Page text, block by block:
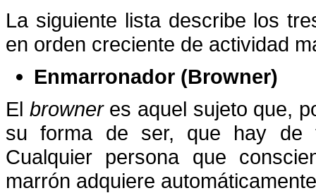
La siguiente lista describe los
en orden creciente de actividad
Enmarronador (Browner)
El browneres aquel sujeto que,
su forma de ser, que hay de
Cualquier persona que
marrón adquiere